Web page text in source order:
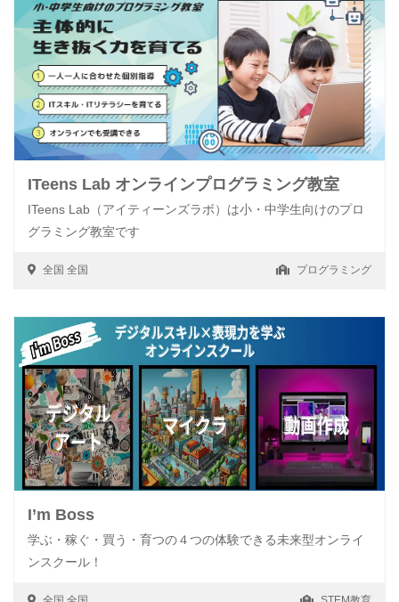
ITeens Lab オンラインプログラミング教室
ITeens Lab（アイティーンズラボ）は小・中学生向けのプロ
グラミング教室です
全国 全国 プログラミング
I’m Boss
学ぶ・稼ぐ・買う・育つの４つの体験できる未来型オンライ
ンスクール！